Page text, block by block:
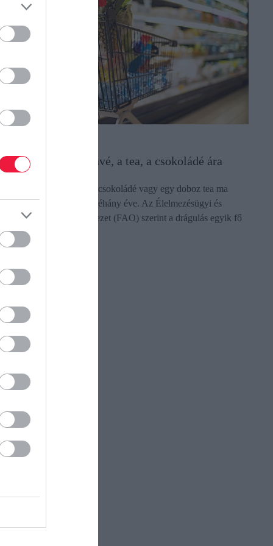
ugrott meg a kávé, a tea, a csokoládé ára
csésze kávé, egy tábla csokoládé vagy egy doboz tea ma
többe kerülhet, mint néhány éve. Az Élelmezésügyi és
Világszervezet (FAO) szerint a drágulás egyik fő
hogy e három…